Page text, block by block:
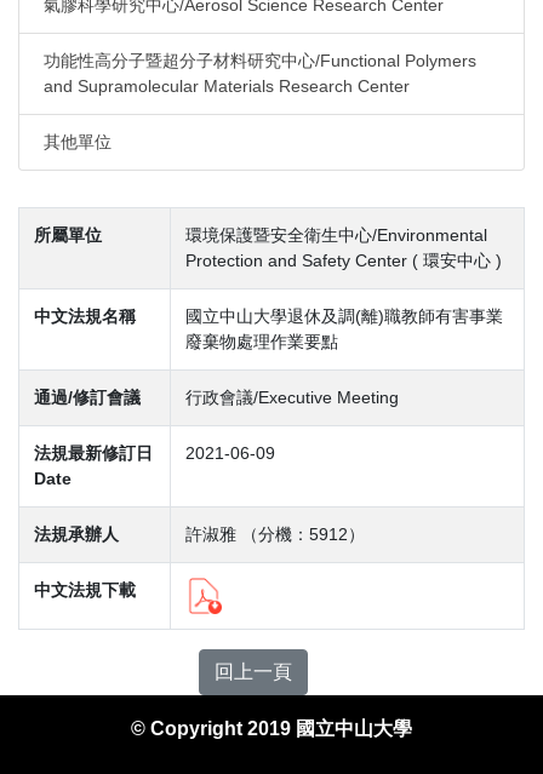
氣膠科學研究中心/Aerosol Science Research Center
功能性高分子暨超分子材料研究中心/Functional Polymers
and Supramolecular Materials Research Center
其他單位
所屬單位
環境保護暨安全衛生中心/Environmental
Protection and Safety Center ( 環安中心 )
中文法規名稱
國立中山大學退休及調(離)職教師有害事業
廢棄物處理作業要點
通過/修訂會議 行政會議/Executive Meeting
法規最新修訂日
Date
2021-06-09
法規承辦人 許淑雅 （分機：5912）
中文法規下載
回上一頁
© Copyright 2019 國立中山大學